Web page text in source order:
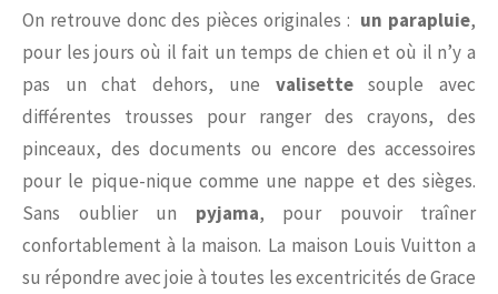
On retrouve donc des pièces originales : un parapluie,
pour les jours où il fait un temps de chien et où il n’y a
pas un chat dehors, une valisettesouple avec
différentes trousses pour ranger des crayons, des
pinceaux, des documents ou encore des accessoires
pour le pique-nique comme une nappe et des sièges.
Sans oublier un pyjama, pour pouvoir traîner
confortablement à la maison. La maison Louis Vuitton a
su répondre avec joie à toutes les excentricités de Grace